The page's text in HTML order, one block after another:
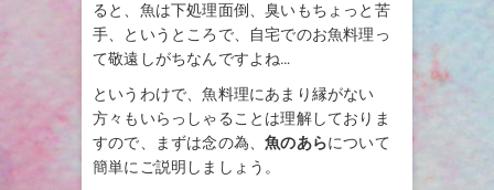
ると、魚は下処理面倒、臭いもちょっと苦
手、というところで、自宅でのお魚料理っ
て敬遠しがちなんですよね…
というわけで、魚料理にあまり縁がない
方々もいらっしゃることは理解しておりま
すので、まずは念の為、魚のあらについて
簡単にご説明しましょう。